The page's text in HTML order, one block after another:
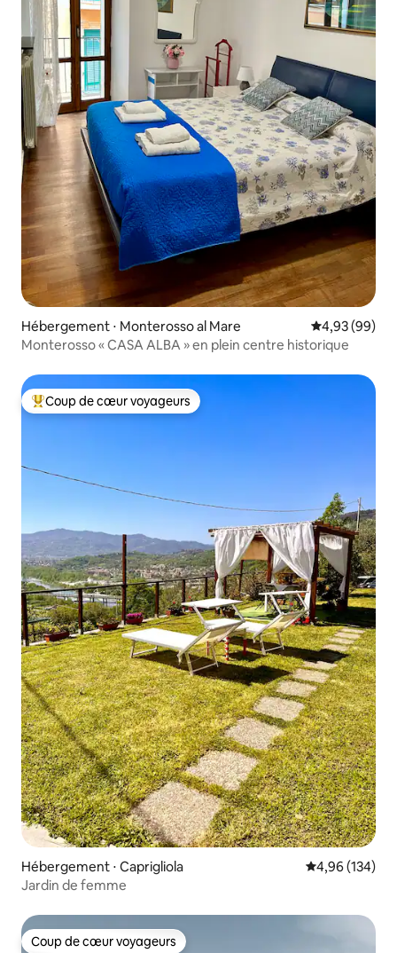
Hébergement ⋅ Monterosso al Mare Évaluation
4,93 (99)
Monterosso « CASA ALBA » en plein centre historique
Coups de cœur voyageurs les plus appréciés
Coup de cœur voyageurs
Hébergement ⋅ Caprigliola Évaluation
4,96 (134)
Jardin de femme
Coup de cœur voyageurs
Coup de cœur voyageurs